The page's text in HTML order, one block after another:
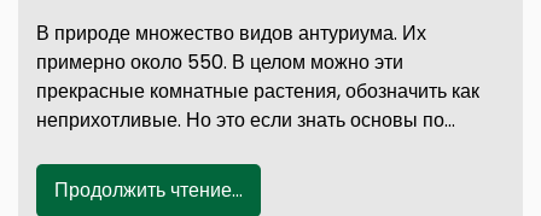
В природе множество видов антуриума. Их
примерно около 550. В целом можно эти
прекрасные комнатные растения, обозначить как
неприхотливые. Но это если знать основы по…
Продолжить чтение...